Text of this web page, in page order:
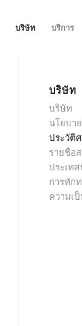
บริษัท บริการ
บริษัท
บริษัท
นโยบา
ประวัติ
รายชื่อ
ประเท
การทัก
ความเ